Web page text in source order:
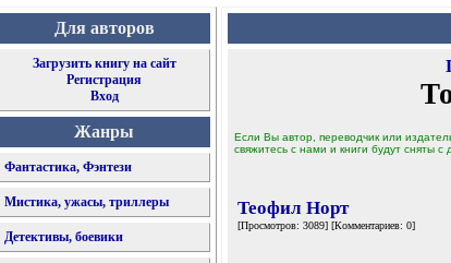
Для авторов
Загрузить книгу на сайт
Регистрация
Вход
Жанры
Фантастика, Фэнтези
Мистика, ужасы, триллеры
Детективы, боевики
Если Вы автор, переводчик или
свяжитесь с нами и книги будут сняты с
Теофил Норт
[Просмотров: 3089] [Комментариев: 0]